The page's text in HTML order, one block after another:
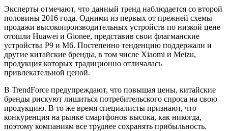
Эксперты отмечают, что данный тренд наблюдается со второй
половины 2016 года. Одними из первых от прежней схемы
продажи высокопроизводительных устройств по низкой цене
отошли Huawei и Gionee, представив свои флагманские
устройства P9 и M6. Постепенно тенденцию поддержали и
другие китайские бренды, в том числе Xiaomi и Meizu,
продукция которых традиционно отличалась
привлекательной ценой.
В TrendForce предупреждают, что повышая цены, китайские
бренды рискуют лишиться потребительского спроса на свою
продукцию. В то же время специалисты признают, что
конкуренция на рынке смартфонов высока, как никогда,
поэтому компаниям все труднее сохранять прибыльность.